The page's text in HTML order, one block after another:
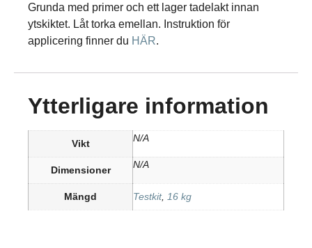
Grunda med primer och ett lager tadelakt innan
ytskiktet. Låt torka emellan. Instruktion för
applicering finner du HÄR.
Ytterligare information
Vikt N/A
Dimensioner N/A
Mängd Testkit, 16 kg